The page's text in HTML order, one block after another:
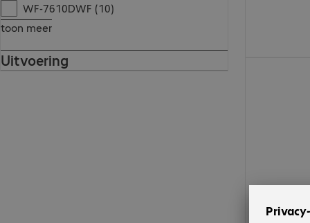
WF-7610DWF (10)
toon meer
Uitvoering